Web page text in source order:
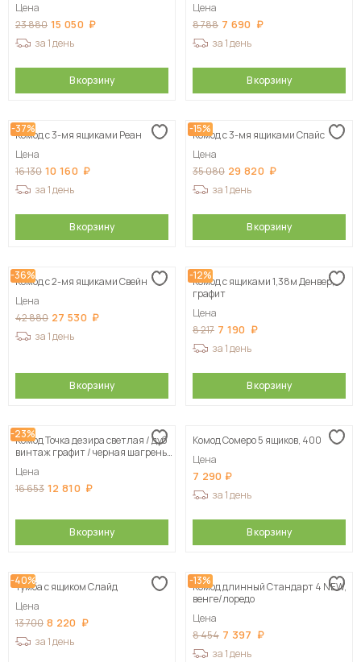
Цена
23 880 15 050
за 1 день
В корзину
Цена
8 788 7 690
за 1 день
В корзину
-37%
Комод с 3-мя ящиками Реан
Цена
16 130 10 160
за 1 день
В корзину
-15%
Комод с 3-мя ящиками Спайс
Цена
35 080 29 820
за 1 день
В корзину
-36%
Комод с 2-мя ящиками Свейн
Цена
42 880 27 530
за 1 день
В корзину
-12%
Комод с ящиками 1,38м Денвер,
графит
Цена
8 217 7 190
за 1 день
В корзину
-23%
Комод Точка дезира светлая / дуб
винтаж графит / черная шагрень
Цена
16 653 12 810
В корзину
Комод Сомеро 5 ящиков, 400
Цена
7 290
за 1 день
В корзину
-40%
Тумба с ящиком Слайд
Цена
13 700 8 220
за 1 день
-13%
Комод длинный Стандарт 4 NEW,
венге/лоредо
Цена
8 454 7 397
за 1 день